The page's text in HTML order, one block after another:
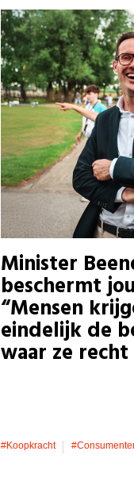
Minister
beschermt
“Mensen
eindelijk de
waar ze
#koopkracht